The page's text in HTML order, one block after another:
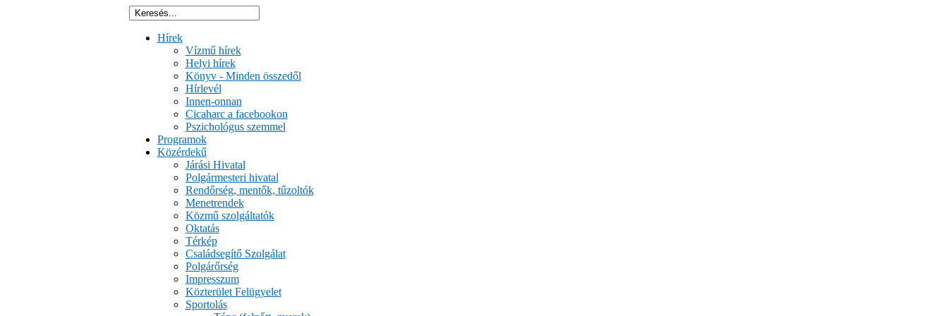
Hírek
Vízmű hírek
Helyi hírek
Könyv - Minden összedől
Hírlevél
Innen-onnan
Cicaharc a facebookon
Pszichológus szemmel
Programok
Közérdekű
Járási Hivatal
Polgármesteri hivatal
Rendőrség, mentők, tűzoltók
Menetrendek
Közmű szolgáltatók
Oktatás
Térkép
Családsegítő Szolgálat
Polgárőrség
Impresszum
Közterület Felügyelet
Sportolás